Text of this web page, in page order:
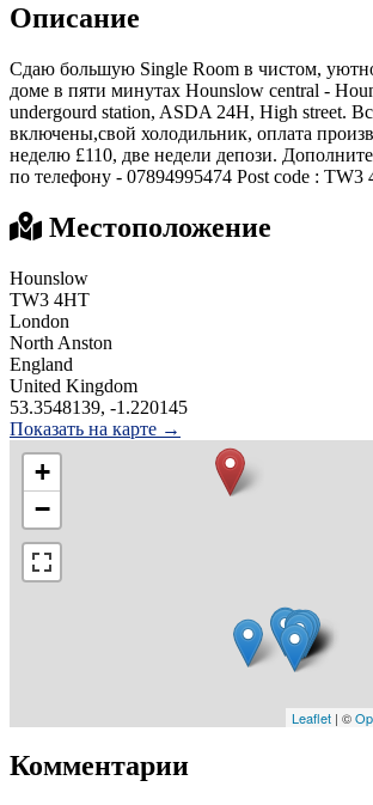
Описание
Сдаю большую Single Room в чистом,
доме в пяти минутах Hounslow central -
undergourd station, ASDA 24H, High street.
включены,свой холодильник, оплата
неделю £110, две недели депози.
по телефону - 07894995474 Post code : TW3
Местоположение
Hounslow
TW3 4HT
London
North Anston
England
United Kingdom
53.3548139, -1.220145
Показать на карте →
+
−
Leaflet | ©
Комментарии